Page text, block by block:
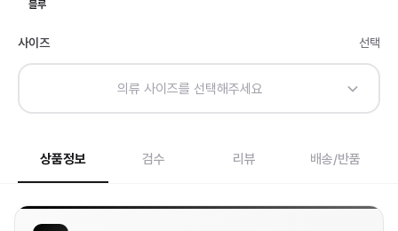
블루
사이즈 선택
의류 사이즈를 선택해주세요
상품정보 검수 리뷰 배송/반품